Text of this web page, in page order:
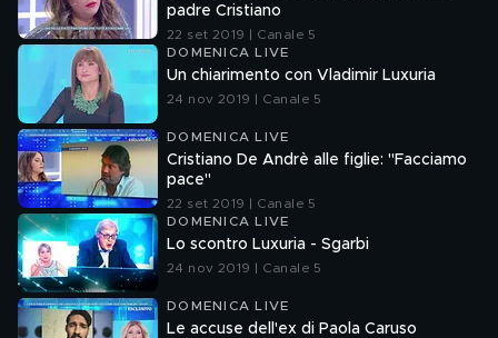
padre Cristiano
22 set 2019 | Canale 5
DOMENICA LIVE
Un chiarimento con Vladimir Luxuria
24 nov 2019 | Canale 5
DOMENICA LIVE
Cristiano De Andrè alle figlie: "Facciamo
pace"
22 set 2019 | Canale 5
DOMENICA LIVE
Lo scontro Luxuria - Sgarbi
24 nov 2019 | Canale 5
DOMENICA LIVE
Le accuse dell'ex di Paola Caruso